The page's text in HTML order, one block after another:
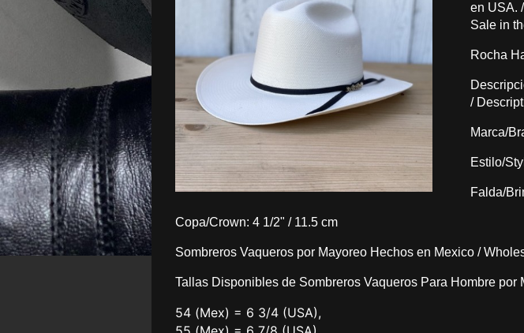
en USA. /
Sale in
Rocha
/
Marca/
Estilo/
Falda/
Copa/Crown: 4 1/2" / 11.5 cm
Sombreros Vaqueros por Mayoreo Hechos en Mexico /
Tallas Disponibles de Sombreros Vaqueros Para Hombre por
54 (Mex) = 6 3/4 (USA),